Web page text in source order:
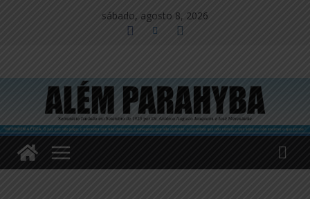
sábado, agosto 8, 2026